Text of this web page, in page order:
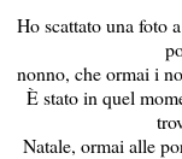
Ho scattato una foto
nonno, che ormai i
È stato in quel
Natale, ormai alle